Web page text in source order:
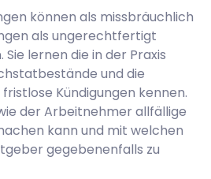
können als missbräuchlich
als ungerechtfertigt
lernen die in der Praxis
und die
Kündigungen kennen.
der Arbeitnehmer allfällige
kann und mit welchen
gegebenenfalls zu